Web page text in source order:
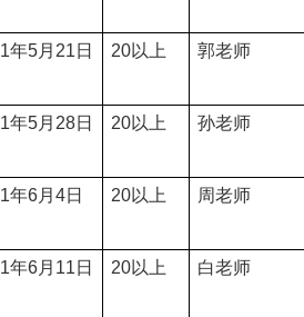
年5月21日 20以上 郭老师
年5月28日 20以上 孙老师
年6月4日 20以上 周老师
年6月11日 20以上 白老师